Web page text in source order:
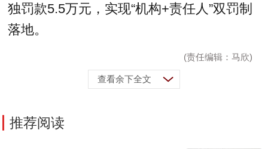
独罚款5.5万元，实现“机构+责任人”双罚制
落地。
(责任编辑：马欣)
查看余下全文
推荐阅读